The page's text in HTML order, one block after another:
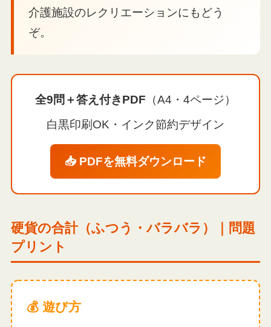
介護施設のレクリエーションにもどう
ぞ。
全9問＋答え付きPDF （A4・4ページ）
白黒印刷OK・インク節約デザイン
📥 PDFを無料ダウンロード
硬貨の合計（ふつう・バラバラ）｜問題
プリント
💰 遊び方